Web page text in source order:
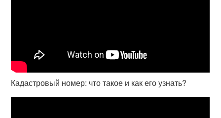
Кадастровый номер: что такое и как его узнать?